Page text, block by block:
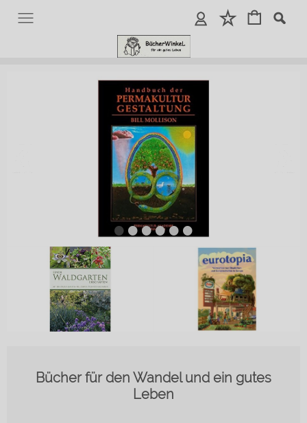
••••••
Bücher für den Wandel und ein gutes
Leben